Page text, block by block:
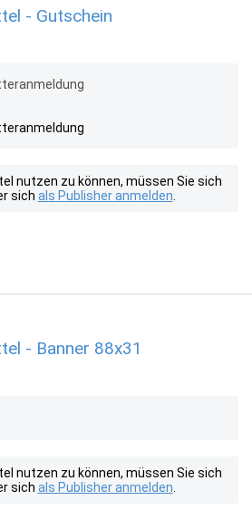
- Gutschein
nutzen zu können, müssen Sie sich
sich als Publisher anmelden
- Banner 88x31
nutzen zu können, müssen Sie sich
sich als Publisher anmelden